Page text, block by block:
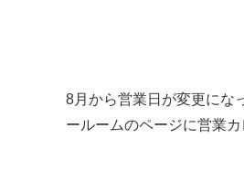
8月から営業日が変更にな
ールームのページに営業